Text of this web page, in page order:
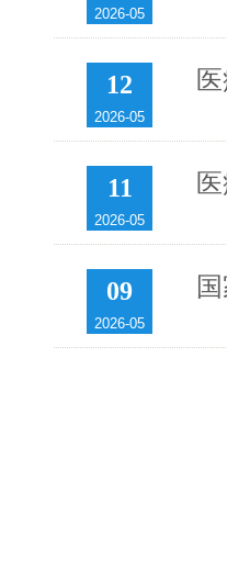
2026-05
12
2026-05
11
2026-05
09
2026-05